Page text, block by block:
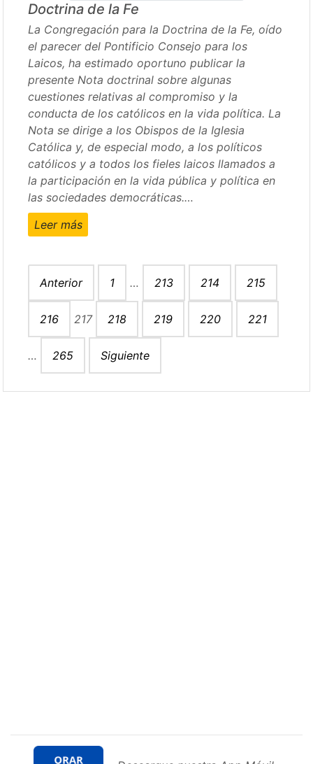
Doctrina de la Fe
La Congregación para la Doctrina de la Fe, oído
el parecer del Pontificio Consejo para los
Laicos, ha estimado oportuno publicar la
presente Nota doctrinal sobre algunas
cuestiones relativas al compromiso y la
conducta de los católicos en la vida política. La
Nota se dirige a los Obispos de la Iglesia
Católica y, de especial modo, a los políticos
católicos y a todos los fieles laicos llamados a
la participación en la vida pública y política en
las sociedades democráticas.…
Leer más
de
entradas
Anterior 1 … 213 214 215
216 217 218 219 220 221
… 265 Siguiente